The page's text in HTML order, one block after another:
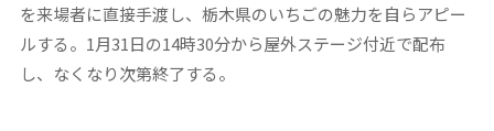
を来場者に直接手渡し、栃木県のいちごの魅力を自らアピー
ルする。1月31日の14時30分から屋外ステージ付近で配布
し、なくなり次第終了する。